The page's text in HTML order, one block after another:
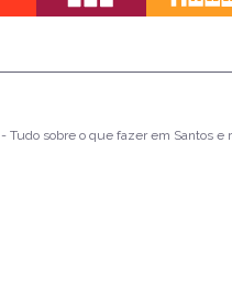
- Tudo sobre o que fazer em Santos e